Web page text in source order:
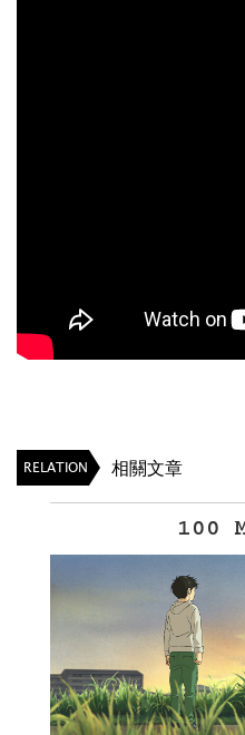
RELATION 相關文章
The